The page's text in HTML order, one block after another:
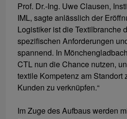
Prof. Dr.-Ing. Uwe Clausen,
IML, sagte anlässlich der
Logistiker ist die Textilbranche
spezifischen Anforderungen
spannend. In
CTL nun die Chance nutzen,
textile Kompetenz am Standort
Kunden zu verknüpfen.“
Im Zuge des Aufbaus werden